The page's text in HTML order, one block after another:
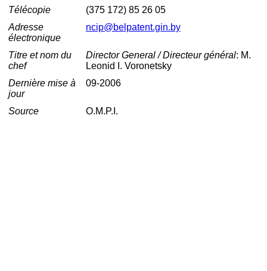
Télécopie
(375 172) 85 26 05
Adresse
électronique
ncip@belpatent.gin.by
Titre et nom du
chef
Director General / Directeur général: M.
Leonid I. Voronetsky
Dernière mise à
jour
09-2006
Source O.M.P.I.